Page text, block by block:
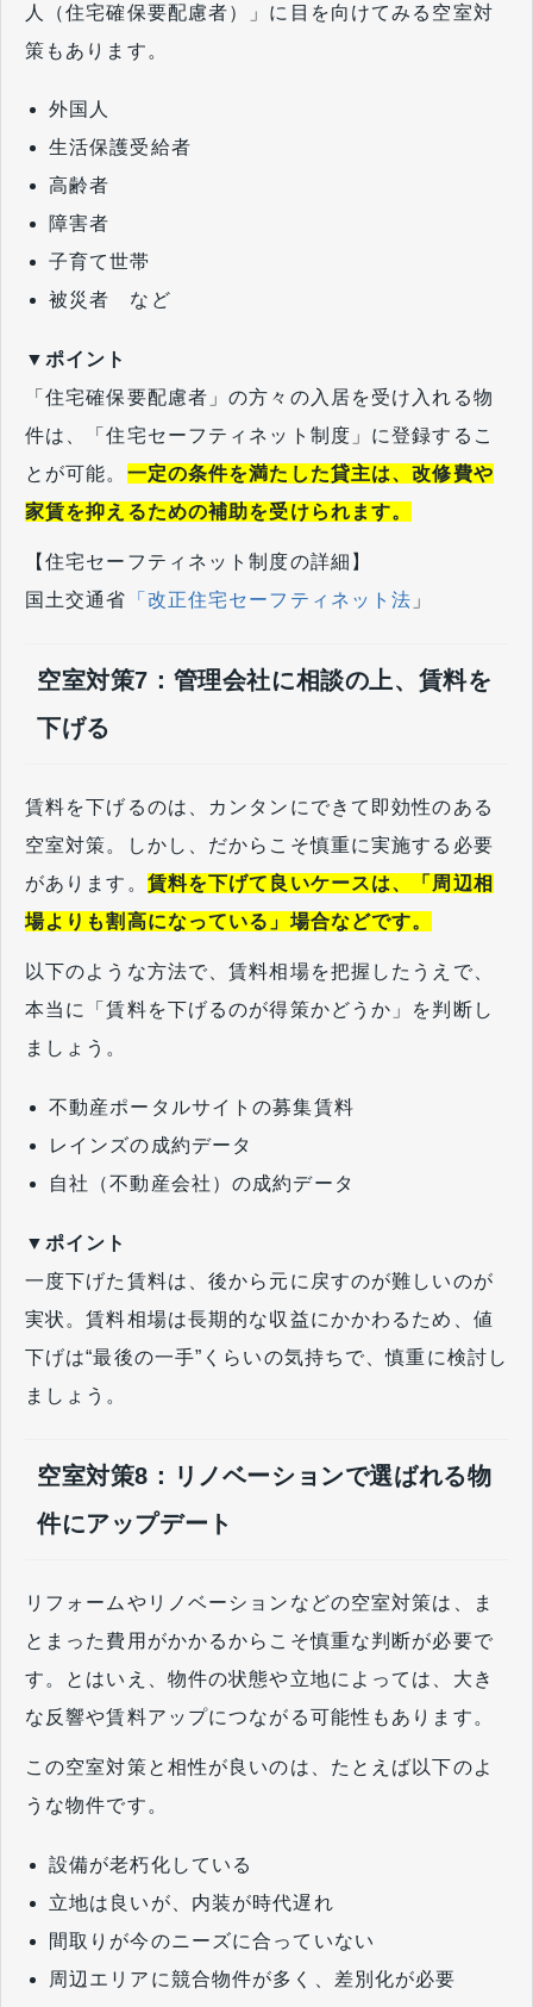
人（住宅確保要配慮者）」に目を向けてみる空室対
策もあります。
外国人
生活保護受給者
高齢者
障害者
子育て世帯
被災者 など
▼ポイント
「住宅確保要配慮者」の方々の入居を受け入れる物
件は、「住宅セーフティネット制度」に登録するこ
とが可能。 一定の条件を満たした貸主は、改修費や
家賃を抑えるための補助を受けられます。
【住宅セーフティネット制度の詳細】
国土交通省 「 改正住宅セーフティネット法 」
空室対策7：管理会社に相談の上、賃料を
下げる
賃料を下げるのは、カンタンにできて即効性のある
空室対策。しかし、だからこそ慎重に実施する必要
があります。 賃料を下げて良いケースは、「周辺相
場よりも割高になっている」場合などです。
以下のような方法で、賃料相場を把握したうえで、
本当に「賃料を下げるのが得策かどうか」を判断し
ましょう。
不動産ポータルサイトの募集賃料
レインズの成約データ
自社（不動産会社）の成約データ
▼ポイント
一度下げた賃料は、後から元に戻すのが難しいのが
実状。賃料相場は長期的な収益にかかわるため、値
下げは“最後の一手”くらいの気持ちで、慎重に検討し
ましょう。
空室対策8：リノベーションで選ばれる物
件にアップデート
リフォームやリノベーションなどの空室対策は、ま
とまった費用がかかるからこそ慎重な判断が必要で
す。とはいえ、物件の状態や立地によっては、大き
な反響や賃料アップにつながる可能性もあります。
この空室対策と相性が良いのは、たとえば以下のよ
うな物件です。
設備が老朽化している
立地は良いが、内装が時代遅れ
間取りが今のニーズに合っていない
周辺エリアに競合物件が多く、差別化が必要